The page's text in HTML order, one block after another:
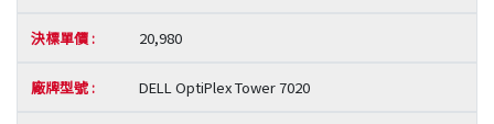
20,980
DELL OptiPlex Tower 7020